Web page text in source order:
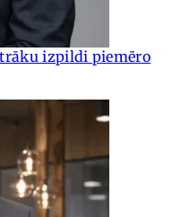
izpildi piemēro